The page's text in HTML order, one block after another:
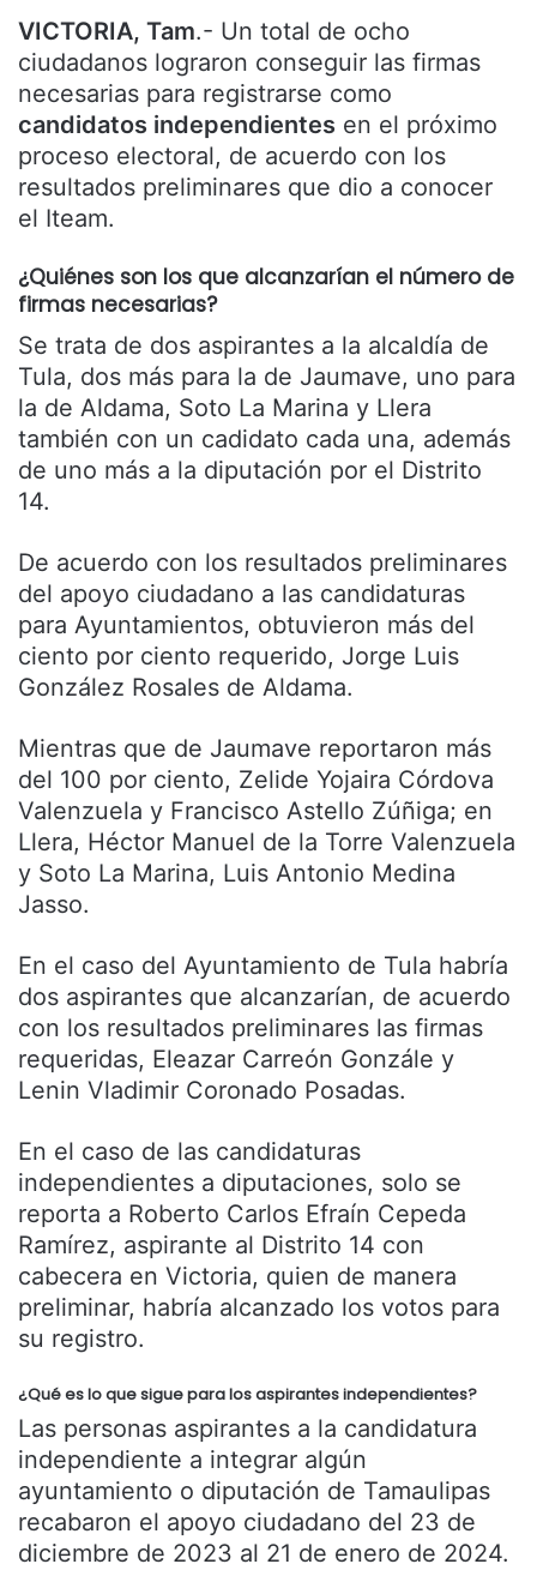
VICTORIA, Tam.- Un total de ocho
ciudadanos lograron conseguir las firmas
necesarias para registrarse como
candidatos independientes en el próximo
proceso electoral, de acuerdo con los
resultados preliminares que dio a conocer
el Iteam.
¿Quiénes son los que alcanzarían el número de
firmas necesarias?
Se trata de dos aspirantes a la alcaldía de
Tula, dos más para la de Jaumave, uno para
la de Aldama, Soto La Marina y Llera
también con un cadidato cada una, además
de uno más a la diputación por el Distrito
14.
De acuerdo con los resultados preliminares
del apoyo ciudadano a las candidaturas
para Ayuntamientos, obtuvieron más del
ciento por ciento requerido, Jorge Luis
González Rosales de Aldama.
Mientras que de Jaumave reportaron más
del 100 por ciento, Zelide Yojaira Córdova
Valenzuela y Francisco Astello Zúñiga; en
Llera, Héctor Manuel de la Torre Valenzuela
y Soto La Marina, Luis Antonio Medina
Jasso.
En el caso del Ayuntamiento de Tula habría
dos aspirantes que alcanzarían, de acuerdo
con los resultados preliminares las firmas
requeridas, Eleazar Carreón Gonzále y
Lenin Vladimir Coronado Posadas.
En el caso de las candidaturas
independientes a diputaciones, solo se
reporta a Roberto Carlos Efraín Cepeda
Ramírez, aspirante al Distrito 14 con
cabecera en Victoria, quien de manera
preliminar, habría alcanzado los votos para
su registro.
¿Qué es lo que sigue para los aspirantes independientes?
Las personas aspirantes a la candidatura
independiente a integrar algún
ayuntamiento o diputación de Tamaulipas
recabaron el apoyo ciudadano del 23 de
diciembre de 2023 al 21 de enero de 2024.